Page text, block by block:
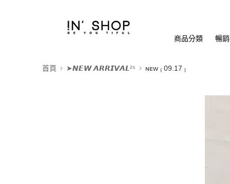
商品分類 暢
首頁 ➤𝙉𝙀𝙒 𝘼𝙍𝙍𝙄𝙑𝘼𝙇²⁵ ɴᴇᴡ ₍ 09.17 ₎